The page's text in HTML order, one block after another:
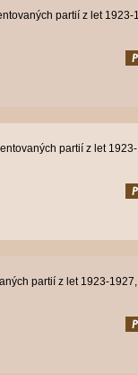
partií z let 1923-
partií z let
partií z let 1923-